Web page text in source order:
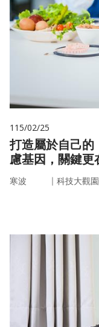
115/02/25
打造屬於自己的
慮基因，關鍵更
寒波 ｜ 科技大觀